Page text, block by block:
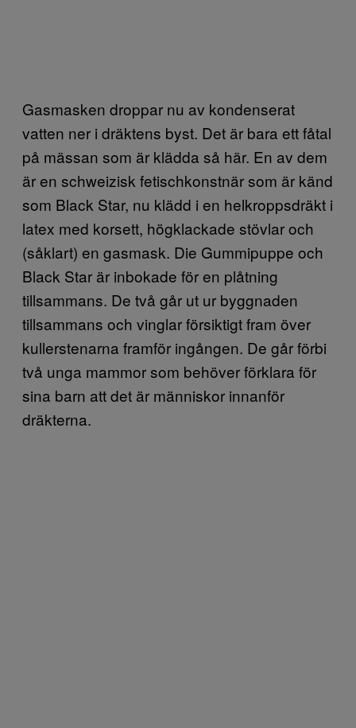
Gasmasken droppar nu av kondenserat
vatten ner i dräktens byst. Det är bara ett fåtal
på mässan som är klädda så här. En av dem
är en schweizisk fetischkonstnär som är känd
som Black Star, nu klädd i en helkroppsdräkt i
latex med korsett, högklackade stövlar och
(såklart) en gasmask. Die Gummipuppe och
Black Star är inbokade för en plåtning
tillsammans. De två går ut ur byggnaden
tillsammans och vinglar försiktigt fram över
kullerstenarna framför ingången. De går förbi
två unga mammor som behöver förklara för
sina barn att det är människor innanför
dräkterna.